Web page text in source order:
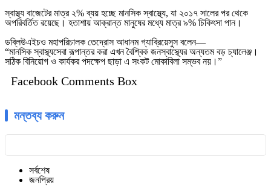
স্বাস্থ্য বাজেটের মাত্র ২% ব্যয় হচ্ছে মানসিক স্বাস্থ্যে, যা ২০১৭ সালের পর থেকে
অপরিবর্তিত রয়েছে। হতাশায় আক্রান্ত মানুষের মধ্যে মাত্র ৯% চিকিৎসা পান।
ডব্লিউএইচও মহাপরিচালক তেদ্রোস আধানম গ্যাব্রিয়েসুস বলেন—
“মানসিক স্বাস্থ্যসেবা রূপান্তর করা এখন বৈশ্বিক জনস্বাস্থ্যের অন্যতম বড় চ্যালেঞ্জ।
সঠিক বিনিয়োগ ও কার্যকর পদক্ষেপ ছাড়া এ সংকট মোকাবিলা সম্ভব নয়।”
Facebook Comments Box
মন্তব্য করুন
সর্বশেষ
জনপ্রিয়